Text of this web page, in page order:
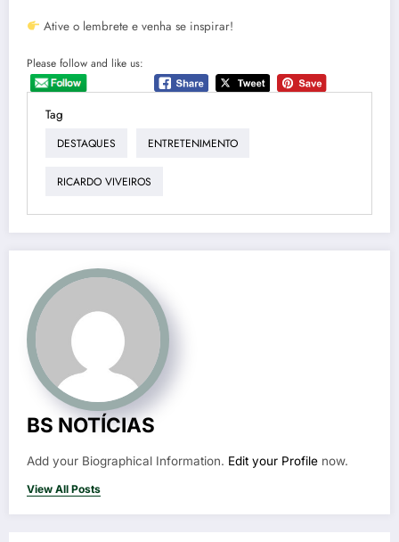
Ative o lembrete e venha se inspirar!
Please follow and like us:
Tag
DESTAQUES ENTRETENIMENTO
RICARDO VIVEIROS
BS NOTÍCIAS
Add your Biographical Information. Edit your Profile now.
View All Posts